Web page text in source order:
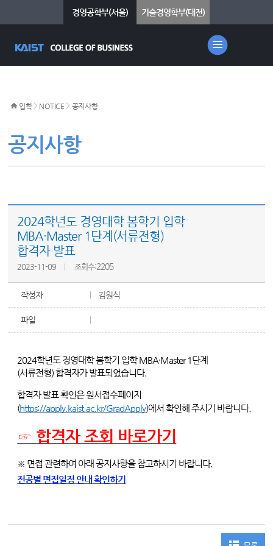
경영공학부(서울) 기술경영학부(대전)
공지사항
입학> NOTICE > 공지사항
2024학년도 경영대학 봄학기 입학
MBA·Master 1단계(서류전형)
합격자 발표
2023-11-09 조회수:2205
작성자 김원식
파일
2024학년도 경영대학 봄학기 입학 MBA·Master 1단계
(서류전형)합격자가 발표되었습니다.
합격자 발표 확인은 원서접수페이지
(https://apply.kaist.ac.kr/GradApply)에서 확인해 주시기 바랍니다.
☞ 합격자 조회 바로가기
※ 면접 관련하여 아래 공지사항을 참고하시기 바랍니다.
전공별 면접일정 안내 확인하기